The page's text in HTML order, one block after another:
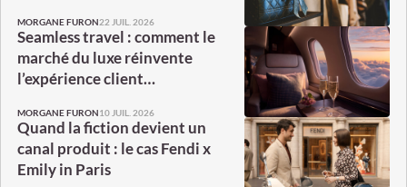
MORGANE FURON22 JUIL. 2026
Seamless travel : comment le
marché du luxe réinvente
l’expérience client…
MORGANE FURON10 JUIL. 2026
Quand la fiction devient un
canal produit : le cas Fendi x
Emily in Paris